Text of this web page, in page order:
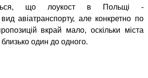
що лоукост в Польщі -
авіатранспорту, але конкретно по
вкрай мало, оскільки міста
один до одного.